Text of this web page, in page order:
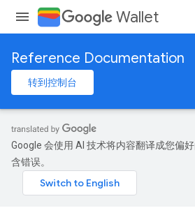
Wallet
Reference Documentation
转到控制台
Google 会使用 AI 技术将内容翻译成您偏
含错误。